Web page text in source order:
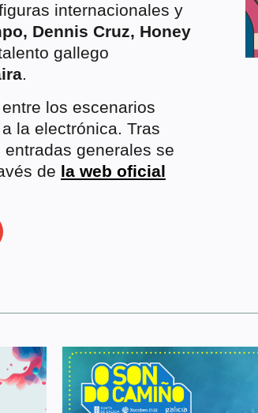
internacionales y
Dennis Cruz, Honey
gallego
.
los escenarios
la electrónica. Tras
generales se
de la web oficial